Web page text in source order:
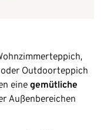
Outdoorteppich
eine gemütliche
Außenbereichen